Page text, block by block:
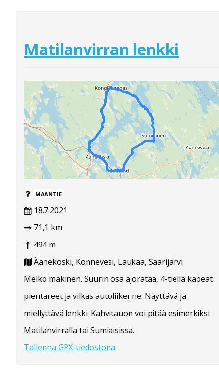
Matilanvirran lenkki
MAANTIE
18.7.2021
71,1 km
494 m
Äänekoski, Konnevesi, Laukaa, Saarijärvi
Melko mäkinen. Suurin osa ajorataa, 4-tiellä kapeat
pientareet ja vilkas autoliikenne. Näyttävä ja
miellyttävä lenkki. Kahvitauon voi pitää esimerkiksi
Matilanvirralla tai Sumiaisissa.
Tallenna GPX-tiedostona